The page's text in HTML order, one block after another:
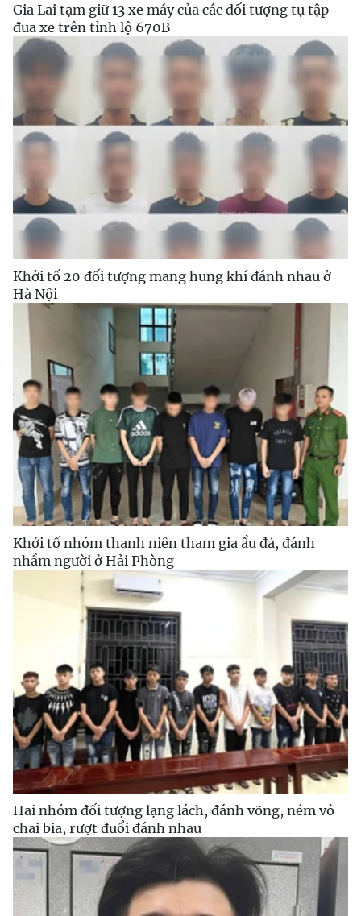
Gia Lai tạm giữ 13 xe máy của các đối tượng tụ tập
đua xe trên tỉnh lộ 670B
Khởi tố 20 đối tượng mang hung khí đánh nhau ở
Hà Nội
Khởi tố nhóm thanh niên tham gia ẩu đả, đánh
nhầm người ở Hải Phòng
Hai nhóm đối tượng lạng lách, đánh võng, ném vỏ
chai bia, rượt đuổi đánh nhau